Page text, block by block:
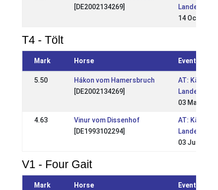
[DE2002134269]
14 Oct 2012
T4 - Tölt
Mark Horse Event
5.50
Hákon vom Hamersbruch
[DE2002134269]
AT:
03 May 2014
4.63
Vinur vom Dissenhof
[DE1993102294]
AT: Kärtner
03 Jun 2012
V1 - Four Gait
Mark Horse Event